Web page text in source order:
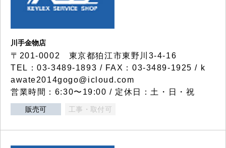
川手金物店
〒201-0002 東京都狛江市東野川3-4-16
TEL：03-3489-1893 / FAX：03-3489-1925 / k
awate2014gogo@icloud.com
営業時間：6:30〜19:00 / 定休日：土・日・祝
販売可 工事・取付可